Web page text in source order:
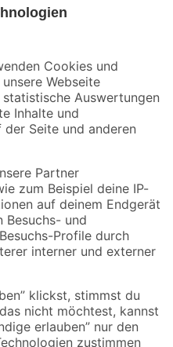
Aktionen mehr verpassen!